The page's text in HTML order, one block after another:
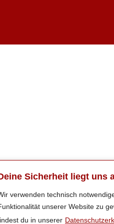
Sicherheit liegt uns
verwenden technisch
unserer Website zu
du in unserer